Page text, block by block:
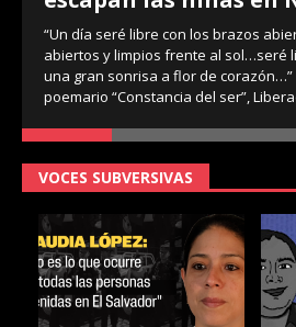
“Un día seré libre con los brazos
abiertos y limpios frente al sol…seré
una gran sonrisa a flor de corazón…”
poemario “Constancia del ser”,
VOCES SUBVERSIVAS